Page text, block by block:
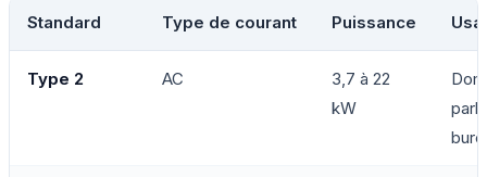
Standard Type de courant Puissance
Type 2 AC
3,7 à 22
kW